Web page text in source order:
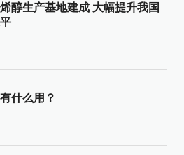
醇生产基地建成 大幅提升我国
什么用？